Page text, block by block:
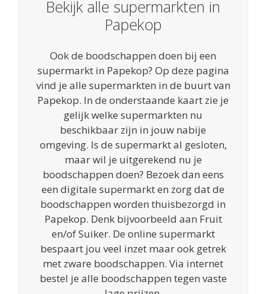
Bekijk alle supermarkten in
Papekop
Ook de boodschappen doen bij een
supermarkt in Papekop? Op deze pagina
vind je alle supermarkten in de buurt van
Papekop. In de onderstaande kaart zie je
gelijk welke supermarkten nu
beschikbaar zijn in jouw nabije
omgeving. Is de supermarkt al gesloten,
maar wil je uitgerekend nu je
boodschappen doen? Bezoek dan eens
een digitale supermarkt en zorg dat de
boodschappen worden thuisbezorgd in
Papekop. Denk bijvoorbeeld aan Fruit
en/of Suiker. De online supermarkt
bespaart jou veel inzet maar ook getrek
met zware boodschappen. Via internet
bestel je alle boodschappen tegen vaste